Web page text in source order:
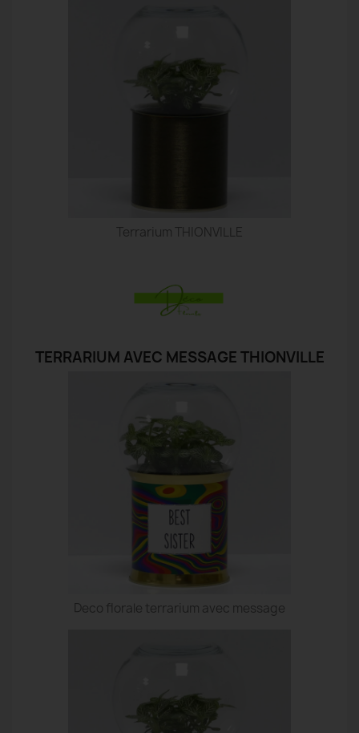
Terrarium THIONVILLE
TERRARIUM AVEC MESSAGE THIONVILLE
Deco florale terrarium avec message